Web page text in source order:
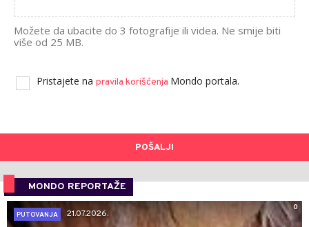
Možete da ubacite do 3 fotografije ili videa. Ne smije biti
više od 25 MB.
Pristajete na pravila korišćenja Mondo portala.
POŠALJI
MONDO REPORTAŽE
0
PUTOVANJA
21.07.2026.